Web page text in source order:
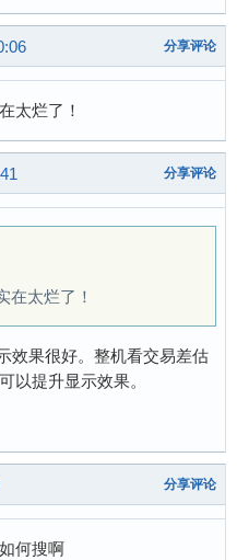
分享评论
太烂了！
分享评论
在太烂了！
效果很好。整机看交易差估
以提升显示效果。
分享评论
何搜啊